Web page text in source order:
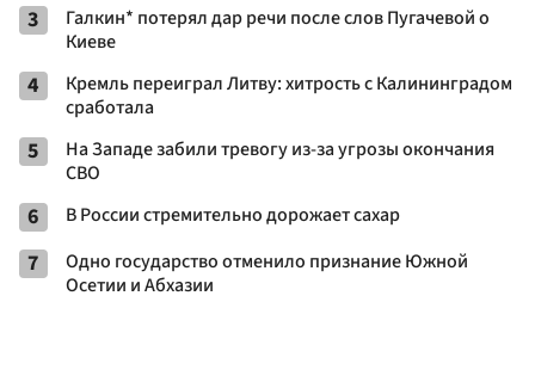
3
Галкин* потерял дар речи после слов Пугачевой о
Киеве
4
Кремль переиграл Литву: хитрость с Калининградом
сработала
5
На Западе забили тревогу из-за угрозы окончания
СВО
6 В России стремительно дорожает сахар
7
Одно государство отменило признание Южной
Осетии и Абхазии